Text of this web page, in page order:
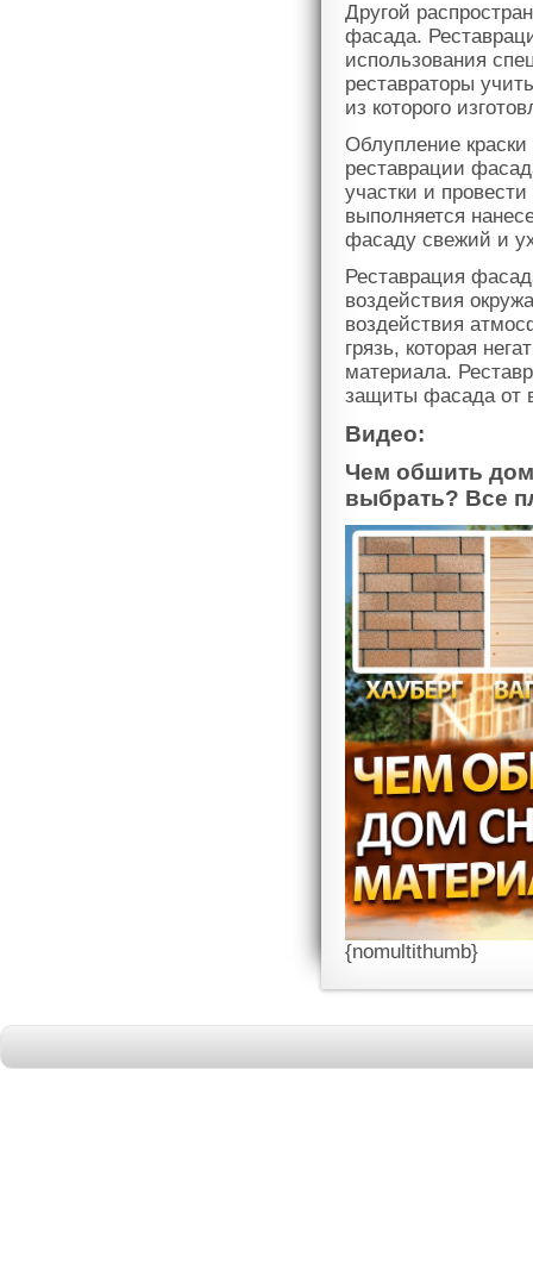
Другой
фасада.
использования
реставраторы
из которого
Облупление
реставрации
участки и
выполняется
фасаду свежий и
Реставрация
воздействия
воздействия
грязь, которая
материала.
защиты фасада от
Видео:
Чем обшить
выбрать? Все
{nomultithumb}